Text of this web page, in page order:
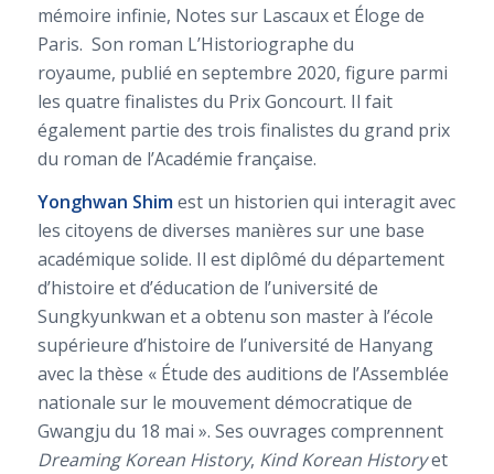
mémoire infinie, Notes sur LascauxetÉloge de
Paris. Son roman L’Historiographe du
royaume, publié en septembre 2020, figure parmi
les quatre finalistes du Prix Goncourt. Il fait
également partie des trois finalistes du grand prix
du roman de l’Académie française.
Yonghwan Shimest un historien qui interagit avec
les citoyens de diverses manières sur une base
académique solide. Il est diplômé du département
d’histoire et d’éducation de l’université de
Sungkyunkwan et a obtenu son master à l’école
supérieure d’histoire de l’université de Hanyang
avec la thèse « Étude des auditions de l’Assemblée
nationale sur le mouvement démocratique de
Gwangju du 18 mai ». Ses ouvrages comprennent
Dreaming Korean History, Kind Korean Historyet